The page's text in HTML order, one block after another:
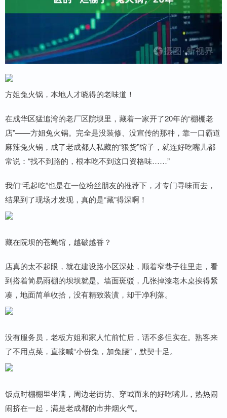
方姐兔火锅，本地人才晓得的老味道！
在成华区猛追湾的老厂区院坝里，藏着一家开了20年的“棚棚老
店”——方姐兔火锅。完全是没装修、没宣传的那种，靠一口霸道
麻辣兔火锅，成了老成都人私藏的“狠货”馆子，就连好吃嘴儿都
常说：“找不到路的，根本吃不到这口资格味……”
我们“毛起吃”也是在一位粉丝朋友的推荐下，才专门寻味而去，
结果到了现场才发现，真的是“藏”得深啊！
藏在院坝的苍蝇馆，越破越香？
店真的太不起眼，就在建设路小区深处，顺着窄巷子往里走，看
到搭着简易雨棚的坝坝就是。墙面斑驳，几张掉漆老木桌挨得紧
凑，地面简单收拾，没有精致装潢，却干净利落。
没有服务员，老板方姐和家人忙前忙后，话不多但实在。熟客来
了不用点菜，直接喊“小份兔，加兔腰”，默契十足。
饭点时棚棚里坐满，周边老街坊、穿城而来的好吃嘴儿，热热闹
闹挤在一起，满是老成都的市井烟火气。